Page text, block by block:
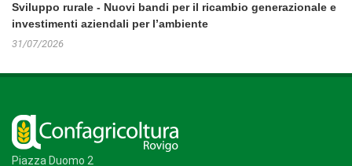
Sviluppo rurale - Nuovi bandi per il ricambio generazionale e
investimenti aziendali per l’ambiente
31/07/2026
Piazza Duomo 2